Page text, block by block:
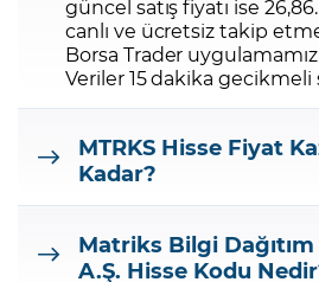
güncel satış fiyatı ise 26,86.
canlı ve ücretsiz takip
Borsa Trader
Veriler 15 dakika gecikmeli
MTRKS Hisse Fiyat
Kadar?
Matriks Bilgi
A.Ş. Hisse Kodu